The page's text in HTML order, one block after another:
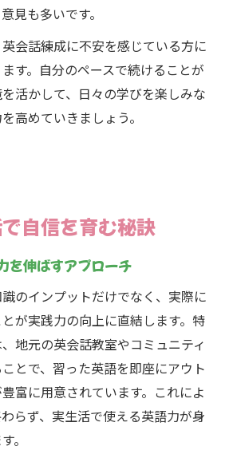
見も多いです。
会話練成に不安を感じている方に
す。自分のペースで続けることが
活かして、日々の学びを楽しみな
高めていきましょう。
自信を育む秘訣
を伸ばすアプローチ
のインプットだけでなく、実際に
が実践力の向上に直結します。特
地元の英会話教室やコミュニティ
とで、習った英語を即座にアウト
富に用意されています。これによ
らず、実生活で使える英語力が身
。